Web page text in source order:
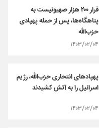
فرار ۲۰۰ هزار صهیونیست به
پناهگاه‌ها، پس از حمله پهپادی
حزب‌الله
۱۴۰۳/۰۲/۰۴
پهپادهای انتحاری حزب‌الله، رژیم
اسرائیل را به آتش کشیدند
۱۴۰۳/۰۲/۰۴